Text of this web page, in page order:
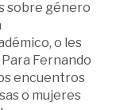
sobre género
o les
Fernando
encuentros
o mujeres